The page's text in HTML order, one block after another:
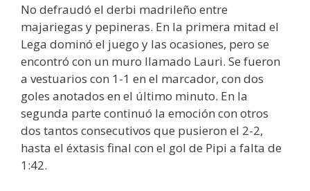
No defraudó el derbi madrileño entre
majariegas y pepineras. En la primera mitad el
Lega dominó el juego y las ocasiones, pero se
encontró con un muro llamado Lauri. Se fueron
a vestuarios con 1-1 en el marcador, con dos
goles anotados en el último minuto. En la
segunda parte continuó la emoción con otros
dos tantos consecutivos que pusieron el 2-2,
hasta el éxtasis final con el gol de Pipi a falta de
1:42.